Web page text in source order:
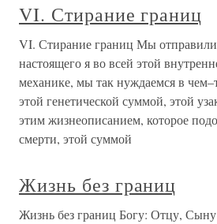
VI. Стирание границ
VI. Стирание границ Мы
настоящего я во всей этой
механике, мы так нуждаемся в
этой генетической суммой, этой
этим жизнеописанием, которое
смерти, этой суммой
Жизнь без границ
Жизнь без границ Богу: Отцу,